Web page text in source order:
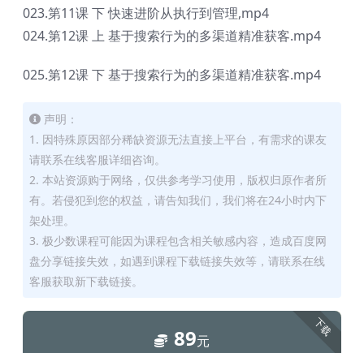
023.第11课 下 快速进阶从执行到管理,mp4
024.第12课 上 基于搜索行为的多渠道精准获客.mp4
025.第12课 下 基于搜索行为的多渠道精准获客.mp4
声明：
1. 因特殊原因部分稀缺资源无法直接上平台，有需求的课友
请联系在线客服详细咨询。
2. 本站资源购于网络，仅供参考学习使用，版权归原作者所
有。若侵犯到您的权益，请告知我们，我们将在24小时内下
架处理。
3. 极少数课程可能因为课程包含相关敏感内容，造成百度网
盘分享链接失效，如遇到课程下载链接失效等，请联系在线
客服获取新下载链接。
下载
89元